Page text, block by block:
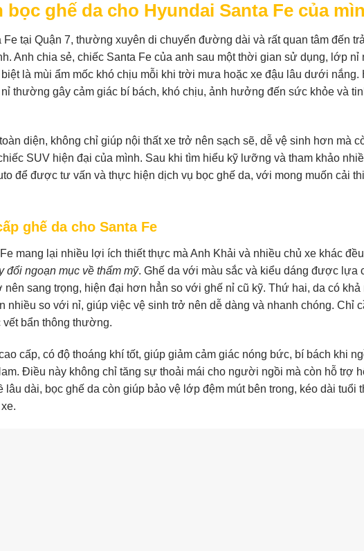
ghế da cho Hyundai Santa Fe của
tại Quận 7, thường xuyên di chuyển đường dài và rất quan tâm đến
Anh chia sẻ, chiếc Santa Fe của anh sau một thời gian sử dụng, lớp nỉ
là mùi ẩm mốc khó chịu mỗi khi trời mưa hoặc xe đậu lâu dưới nắng.
thường gây cảm giác bí bách, khó chịu, ảnh hưởng đến sức khỏe và
diện, không chỉ giúp nội thất xe trở nên sạch sẽ, dễ vệ sinh hơn mà
SUV hiện đại của mình. Sau khi tìm hiểu kỹ lưỡng và tham khảo
để được tư vấn và thực hiện dịch vụ bọc ghế da, với mong muốn cải
ghế da cho Santa Fe
mang lại nhiều lợi ích thiết thực mà Anh Khải và nhiều chủ xe khác
đổi ngoạn mục về thẩm mỹ. Ghế da với màu sắc và kiểu dáng được lựa
sang trọng, hiện đại hơn hẳn so với ghế nỉ cũ kỹ. Thứ hai, da có khả
nhiều so với nỉ, giúp việc vệ sinh trở nên dễ dàng và nhanh chóng. Chỉ
vết bẩn thông thường.
cấp, có độ thoáng khí tốt, giúp giảm cảm giác nóng bức, bí bách khi
Điều này không chỉ tăng sự thoải mái cho người ngồi mà còn hỗ trợ
dài, bọc ghế da còn giúp bảo vệ lớp đệm mút bên trong, kéo dài tuổi